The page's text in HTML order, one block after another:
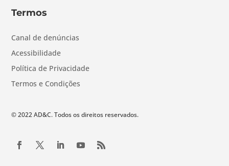
Termos
Canal de denúncias
Acessibilidade
Política de Privacidade
Termos e Condições
© 2022 AD&C. Todos os direitos reservados.